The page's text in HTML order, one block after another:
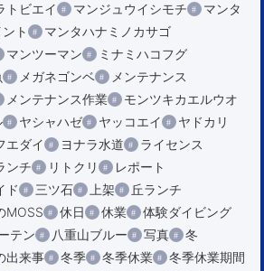
トビエイ マンジュウイシモチ
マンタ
ト
マンタハナミノカサゴ
マンツーマン
ミナミハコフグ
メガネゴンベ
メンテナンス
メンテナンス作業
モンツキカエルウオ
ヤシャハゼ ヤッコエイ
ヤドカリ
エダイ ヨナラ水道
ライセンス
ンチ リトクリ
レポート
ド 三ツ石 上架
丘ランチ
MOSS 休日 休業
体験ダイビング
テン 八重山ブルー 写真
冬
出来事 冬季 冬季休業
冬季休業期間